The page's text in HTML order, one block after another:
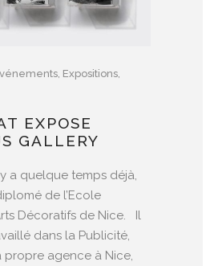
Expositions
EXPOSE
GALLERY
a quelque temps déjà,
de l’Ecole
Décoratifs de Nice. Il
dans la Publicité,
propre agence à Nice,